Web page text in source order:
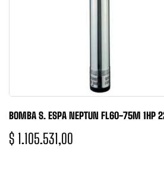
BOMBA S. ESPA NEPTUN FL60-75M 1HP
$ 1.105.531,00